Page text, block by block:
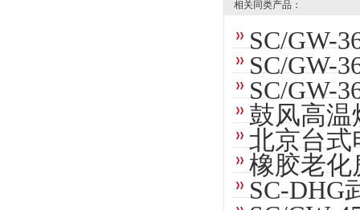
相关同类产品：
SC/GW-
SC/GW-
SC/GW-
鼓风高温
北京台式
橡胶老化
SC-DHG